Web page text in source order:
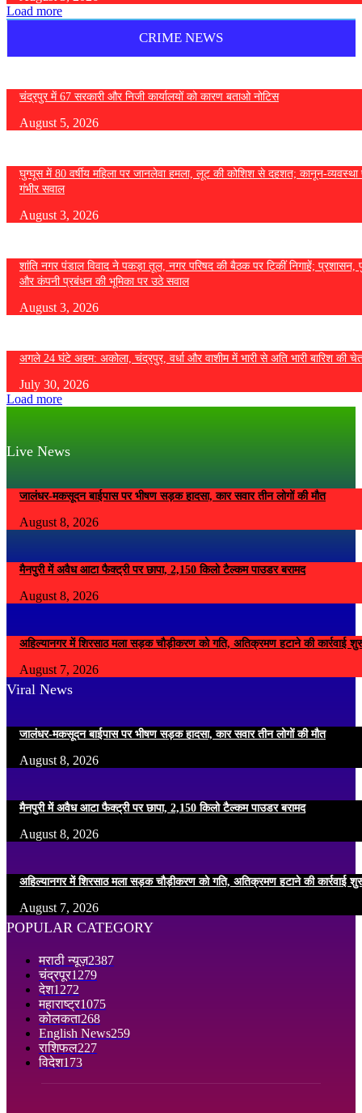
Load more
CRIME NEWS
चंद्रपुर में 67 सरकारी और निजी कार्यालयों को कारण बताओ नोटिस
August 5, 2026
घुग्घूस में 80 वर्षीय महिला पर जानलेवा हमला, लूट की कोशिश से दहशत; कानून-व्यवस्था
गंभीर सवाल
August 3, 2026
शांति नगर पंडाल विवाद ने पकड़ा तूल, नगर परिषद की बैठक पर टिकीं निगाहें; प्रशासन,
और कंपनी प्रबंधन की भूमिका पर उठे सवाल
August 3, 2026
अगले 24 घंटे अहम: अकोला, चंद्रपुर, वर्धा और वाशीम में भारी से अति भारी बारिश की
July 30, 2026
Load more
Live News
जालंधर-मकसूदन बाईपास पर भीषण सड़क हादसा, कार सवार तीन लोगों की मौत
August 8, 2026
मैनपुरी में अवैध आटा फैक्ट्री पर छापा, 2,150 किलो टैल्कम पाउडर बरामद
August 8, 2026
अहिल्यानगर में शिरसाठ मला सड़क चौड़ीकरण को गति, अतिक्रमण हटाने की कार्रवाई
August 7, 2026
Viral News
जालंधर-मकसूदन बाईपास पर भीषण सड़क हादसा, कार सवार तीन लोगों की मौत
August 8, 2026
मैनपुरी में अवैध आटा फैक्ट्री पर छापा, 2,150 किलो टैल्कम पाउडर बरामद
August 8, 2026
अहिल्यानगर में शिरसाठ मला सड़क चौड़ीकरण को गति, अतिक्रमण हटाने की कार्रवाई
August 7, 2026
POPULAR CATEGORY
मराठी न्यूज़2387
चंद्रपूर1279
देश1272
महाराष्ट्र1075
कोलकता268
English News259
राशिफल227
विदेश173